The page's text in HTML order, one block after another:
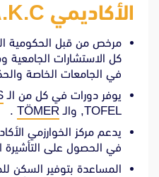
الأكاديمي A.K.C :
مرخص من قبل الحكومية
كل الاستشارات الجامعية
في الجامعات الخاصة
يوفر دورات في كل من الـ
TOFEL, والـ
TÖMER
.
يدعم مركز الخوارزمي
في الحصول على التأشيرة
المساعدة بتوفير السكن